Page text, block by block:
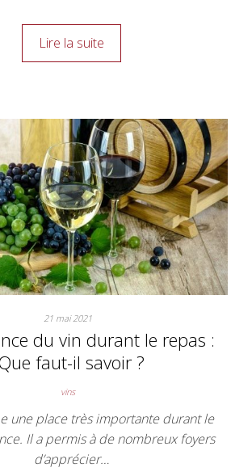
Lire la suite
21 mai 2021
du vin durant le repas :
faut-il savoir ?
vins
une place très importante durant le
Il a permis à de nombreux foyers
d’apprécier…